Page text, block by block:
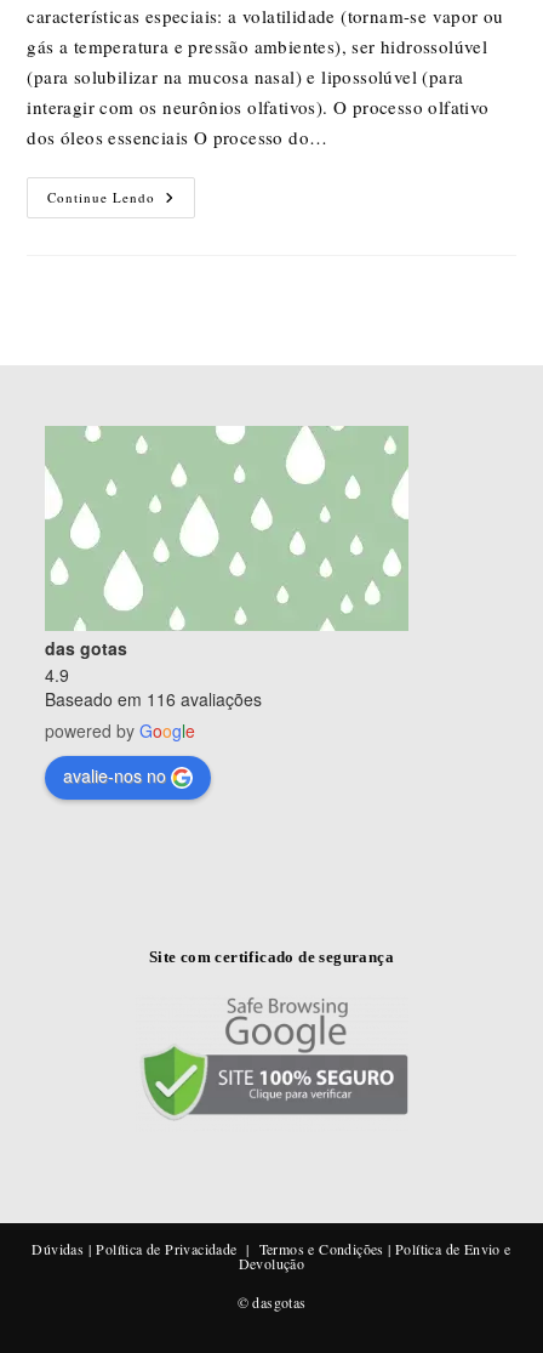
características especiais: a volatilidade (tornam-se vapor ou
gás a temperatura e pressão ambientes), ser hidrossolúvel
(para solubilizar na mucosa nasal) e lipossolúvel (para
interagir com os neurônios olfativos). O processo olfativo
dos óleos essenciais O processo do…
Continue Lendo Óleos
Essenciais
das gotas
4.9
Baseado em 116 avaliações
powered byGoogle
avalie-nos no
Site com certificado de segurança
Dúvidas |Política de Privacidade | Termos e Condições | Política de Envio e
Devolução
© dasgotas